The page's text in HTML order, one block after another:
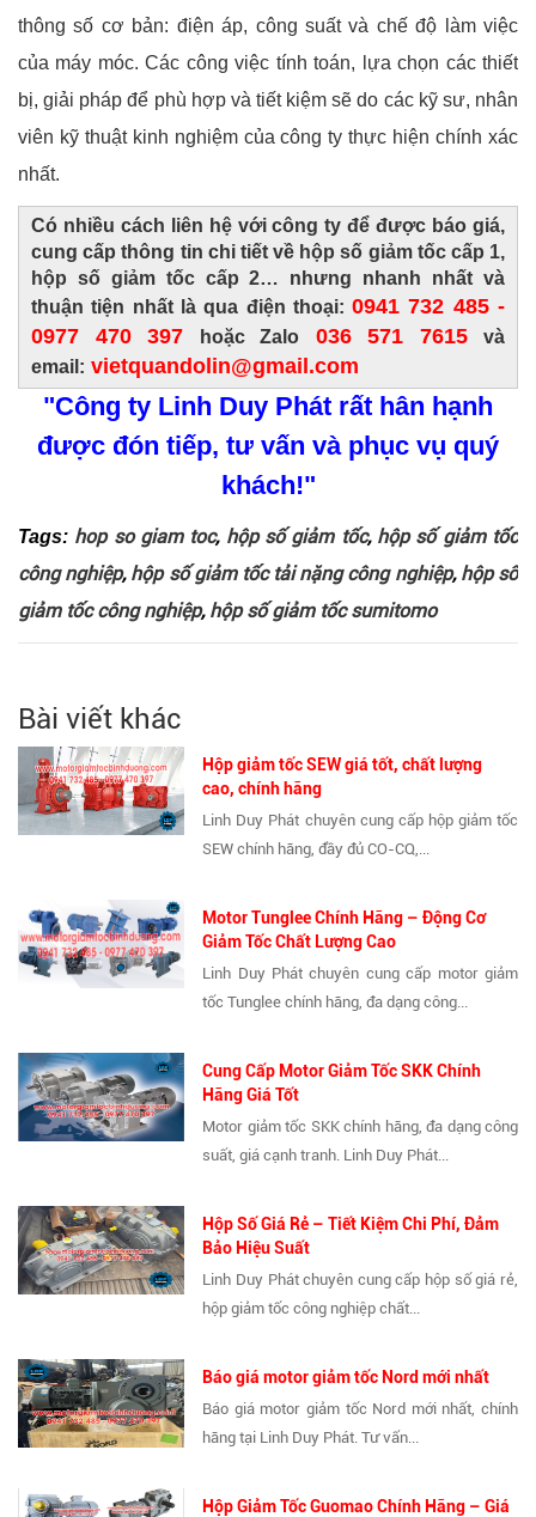
thông số cơ bản: điện áp, công suất và chế độ làm việc
của máy móc. Các công việc tính toán, lựa chọn các thiết
bị, giải pháp để phù hợp và tiết kiệm sẽ do các kỹ sư, nhân
viên kỹ thuật kinh nghiệm của công ty thực hiện chính xác
nhất.
Có nhiều cách liên hệ với công ty để được báo giá,
cung cấp thông tin chi tiết về hộp số giảm tốc cấp 1,
hộp số giảm tốc cấp 2… nhưng nhanh nhất và
thuận tiện nhất là qua điện thoại:0941 732 485 -
0977 470 397
hoặc Zalo 036 571 7615
và
email: vietquandolin@gmail.com
"Công ty Linh Duy Phát rất hân hạnh
được đón tiếp, tư vấn và phục vụ quý
khách!"
Tags: hop so giam toc, hộp số giảm tốc, hộp số giảm tốc
công nghiệp, hộp số giảm tốc tải nặng công nghiệp, hộp số
giảm tốc công nghiệp, hộp số giảm tốc sumitomo
Bài viết khác
Hộp giảm tốc SEW giá tốt, chất lượng
cao, chính hãng
Linh Duy Phát chuyên cung cấp hộp giảm tốc
SEW chính hãng, đầy đủ CO-CQ,...
Motor Tunglee Chính Hãng – Động Cơ
Giảm Tốc Chất Lượng Cao
Linh Duy Phát chuyên cung cấp motor giảm
tốc Tunglee chính hãng, đa dạng công...
Cung Cấp Motor Giảm Tốc SKK Chính
Hãng Giá Tốt
Motor giảm tốc SKK chính hãng, đa dạng công
suất, giá cạnh tranh. Linh Duy Phát...
Hộp Số Giá Rẻ – Tiết Kiệm Chi Phí, Đảm
Bảo Hiệu Suất
Linh Duy Phát chuyên cung cấp hộp số giá rẻ,
hộp giảm tốc công nghiệp chất...
Báo giá motor giảm tốc Nord mới nhất
Báo giá motor giảm tốc Nord mới nhất, chính
hãng tại Linh Duy Phát. Tư vấn...
Hộp Giảm Tốc Guomao Chính Hãng – Giá